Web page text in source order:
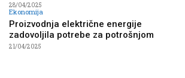
28/04/2025
Ekonomija
Proizvodnja električne energije
zadovoljila potrebe za potrošnjom
21/04/2025